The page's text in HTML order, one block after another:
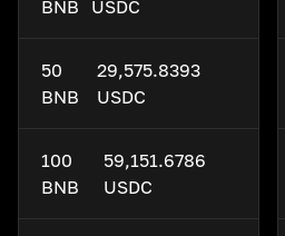
BNB
USDC
50
BNB
29,575.8393
USDC
100
BNB
59,151.6786
USDC